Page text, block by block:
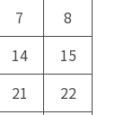
7
8
14
15
21
22